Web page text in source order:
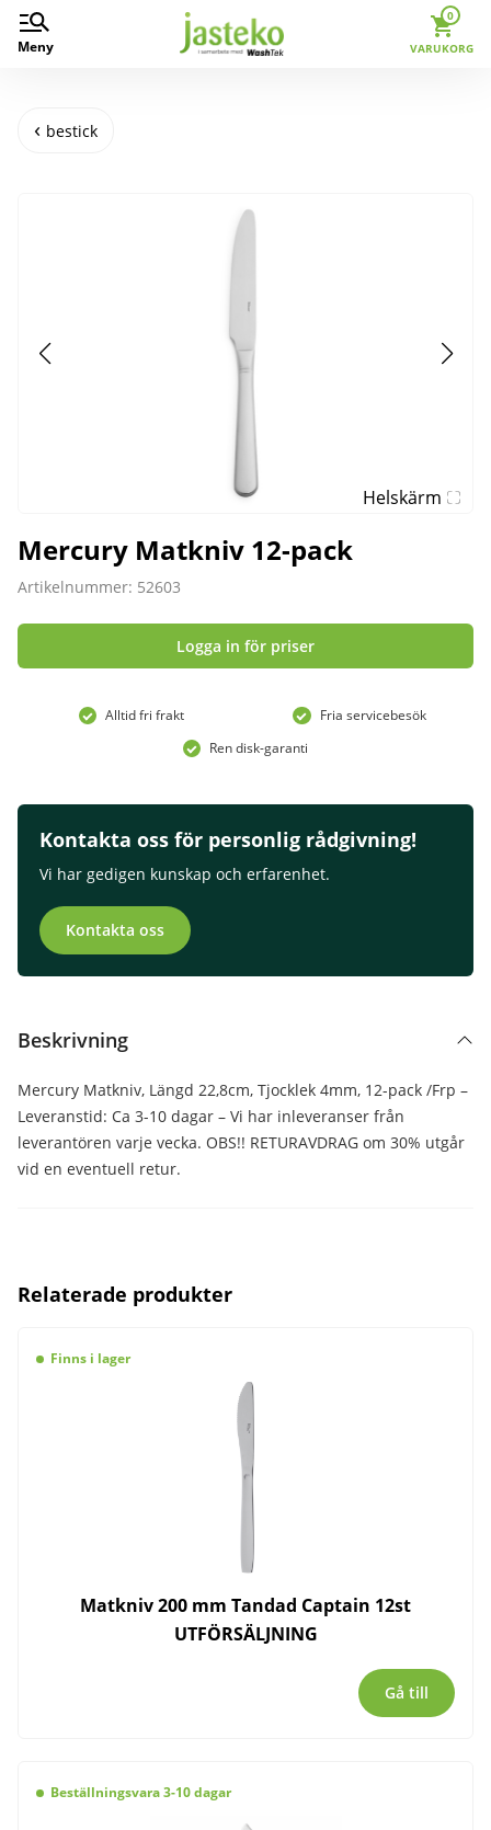
Meny
0
VARUKORG
bestick
Helskärm
Mercury Matkniv 12-pack
Artikelnummer: 52603
Logga in för priser
Alltid fri frakt
Fria servicebesök
Ren disk-garanti
Kontakta oss för personlig rådgivning!
Vi har gedigen kunskap och erfarenhet.
Kontakta oss
Beskrivning
Mercury Matkniv, Längd 22,8cm, Tjocklek 4mm, 12-pack /Frp –
Leveranstid: Ca 3-10 dagar – Vi har inleveranser från
leverantören varje vecka. OBS!! RETURAVDRAG om 30% utgår
vid en eventuell retur.
Relaterade produkter
Finns i lager
Matkniv 200 mm Tandad Captain 12st
UTFÖRSÄLJNING
Gå till
Beställningsvara 3-10 dagar